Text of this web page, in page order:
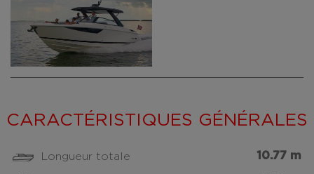
CARACTÉRISTIQUES GÉNÉRALES
Longueur totale 10.77 m